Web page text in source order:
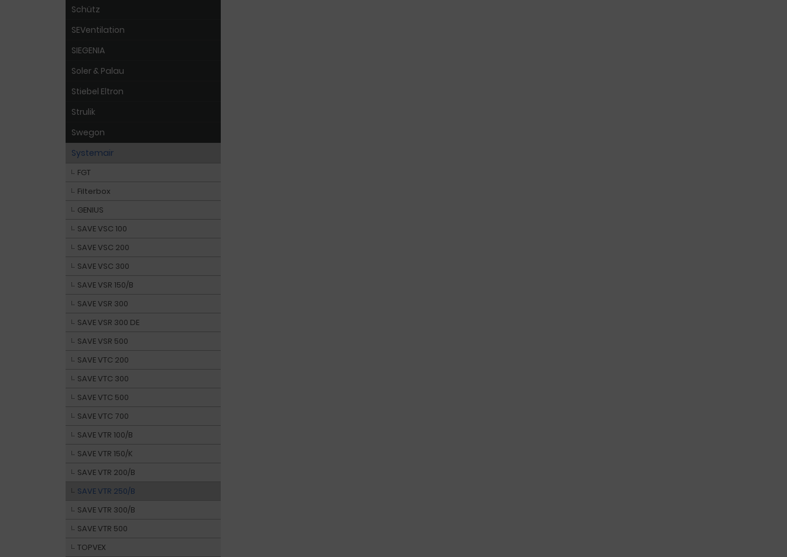
Schütz
SEVentilation
SIEGENIA
Soler & Palau
Stiebel Eltron
Strulik
Swegon
Systemair
FGT
Filterbox
GENIUS
SAVE VSC 100
SAVE VSC 200
SAVE VSC 300
SAVE VSR 150/B
SAVE VSR 300
SAVE VSR 300 DE
SAVE VSR 500
SAVE VTC 200
SAVE VTC 300
SAVE VTC 500
SAVE VTC 700
SAVE VTR 100/B
SAVE VTR 150/K
SAVE VTR 200/B
SAVE VTR 250/B
SAVE VTR 300/B
SAVE VTR 500
TOPVEX